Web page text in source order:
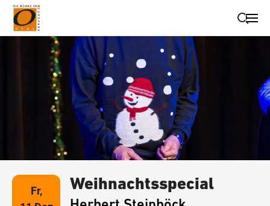
Suche schließen
Wegbeschreibung erhalten
Fr,
Weihnachtsspecial